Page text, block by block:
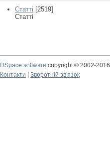
Статті [2519]
Статті
DSpace software copyright © 2002-2016
Контакти
Зворотній зв'язок